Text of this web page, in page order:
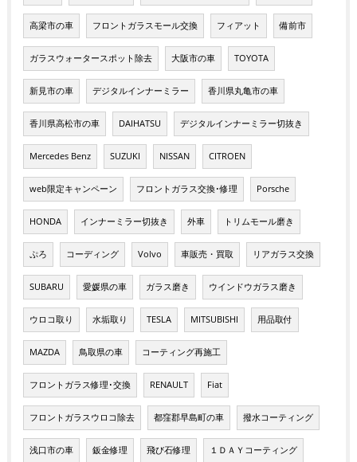
高梁市の車 フロントガラスモール交換 フィアット 備前市
ガラスウォータースポット除去 大阪市の車 TOYOTA
新見市の車 デジタルインナーミラー 香川県丸亀市の車
香川県高松市の車 DAIHATSU デジタルインナーミラー切抜き
Mercedes Benz SUZUKI NISSAN CITROEN
web限定キャンペーン フロントガラス交換･修理 Porsche
HONDA インナーミラー切抜き 外車 トリムモール磨き
ぷろ コーディング Volvo 車販売・買取 リアガラス交換
SUBARU 愛媛県の車 ガラス磨き ウインドウガラス磨き
ウロコ取り 水垢取り TESLA MITSUBISHI 用品取付
MAZDA 鳥取県の車 コーティング再施工
フロントガラス修理･交換 RENAULT Fiat
フロントガラスウロコ除去 都窪郡早島町の車 撥水コーティング
浅口市の車 鈑金修理 飛び石修理 １ＤＡＹコーティング